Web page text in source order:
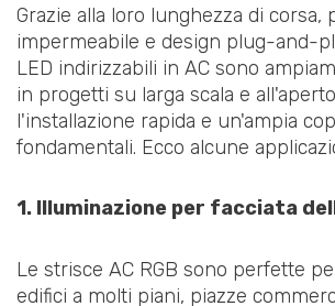
Grazie alla loro lunghezza di corsa,
impermeabile e design plug-and-
LED indirizzabili in AC sono
in progetti su larga scala e
l'installazione rapida e un'ampia
fondamentali. Ecco alcune
1. Illuminazione per facciata
Le strisce AC RGB sono perfette
edifici a molti piani, piazze